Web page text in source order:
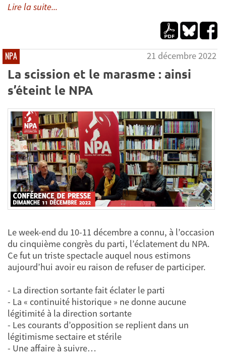
Lire la suite...
NPA 21 décembre 2022
La scission et le marasme : ainsi
s’éteint le NPA
Le week-end du 10-11 décembre a connu, à l’occasion
du cinquième congrès du parti, l’éclatement du NPA.
Ce fut un triste spectacle auquel nous estimons
aujourd’hui avoir eu raison de refuser de participer.
- La direction sortante fait éclater le parti
- La « continuité historique » ne donne aucune
légitimité à la direction sortante
- Les courants d’opposition se replient dans un
légitimisme sectaire et stérile
- Une affaire à suivre…